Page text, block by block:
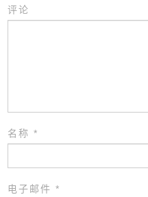
评论
名称*
电子邮件*